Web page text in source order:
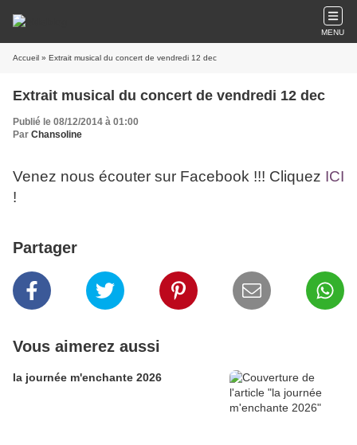
MENU
Accueil » Extrait musical du concert de vendredi 12 dec
Extrait musical du concert de vendredi 12 dec
Publié le 08/12/2014 à 01:00
Par Chansoline
Venez nous écouter sur Facebook !!! Cliquez ICI
!
Partager
Vous aimerez aussi
la journée m'enchante 2026